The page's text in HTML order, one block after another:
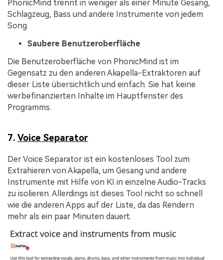
PhonicMind trennt in weniger als einer Minute Gesang,
Schlagzeug, Bass und andere Instrumente von jedem
Song.
Saubere Benutzeroberfläche
Die Benutzeroberfläche von PhonicMind ist im
Gegensatz zu den anderen Akapella-Extraktoren auf
dieser Liste übersichtlich und einfach. Sie hat keine
werbefinanzierten Inhalte im Hauptfenster des
Programms.
7. Voice Separator
Der Voice Separator ist ein kostenloses Tool zum
Extrahieren von Akapella, um Gesang und andere
Instrumente mit Hilfe von KI in einzelne Audio-Tracks
zu isolieren. Allerdings ist dieses Tool nicht so schnell
wie die anderen Apps auf der Liste, da das Rendern
mehr als ein paar Minuten dauert.